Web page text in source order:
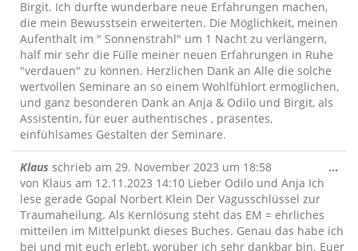
Birgit. Ich durfte wunderbare neue Erfahrungen machen,
die mein Bewusstsein erweiterten. Die Möglichkeit, meinen
Aufenthalt im " Sonnenstrahl" um 1 Nacht zu verlängern,
half mir sehr die Fülle meiner neuen Erfahrungen in Ruhe
"verdauen" zu können. Herzlichen Dank an Alle die solche
wertvollen Seminare an so einem Wohlfühlort ermöglichen,
und ganz besonderen Dank an Anja & Odilo und Birgit, als
Assistentin, für euer authentisches , präsentes,
einfühlsames Gestalten der Seminare.
Klaus schrieb am 29. November 2023 um 18:58
von Klaus am 12.11.2023 14:10 Lieber Odilo und Anja Ich
lese gerade Gopal Norbert Klein Der Vagusschlüssel zur
Traumaheilung. Als Kernlösung steht das EM = ehrliches
mitteilen im Mittelpunkt dieses Buches. Genau das habe ich
bei und mit euch erlebt, worüber ich sehr dankbar bin. Euer
...